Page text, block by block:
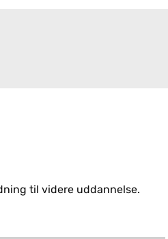
til videre uddannelse.